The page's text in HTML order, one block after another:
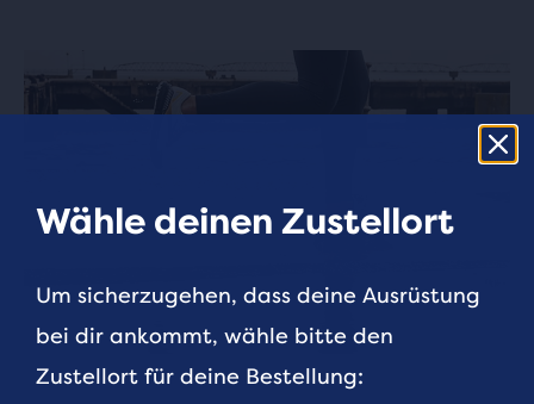
Wähle deinen Zustellort
Um sicherzugehen, dass deine Ausrüstung
bei dir ankommt, wähle bitte den
Zustellort für deine Bestellung: